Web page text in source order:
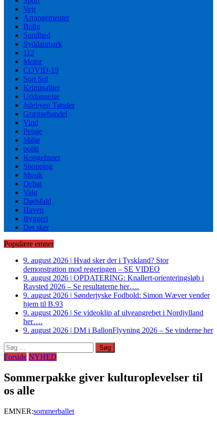
Vejr
Arrangementer
Bolig
Sundhed
Syddanmark
112
Motor
COVID-19
Sort Sol
Kriminalitet
Uddannelse
Julebyen Tønder
Grænsehandel
Vind
Penge
Miljø
politi
Kongehuset
Shopping
Musik
Debat
Valg
Dødsfald
Haven
Byggeri
Det sker
Populære emner
9. august 2026 | Hvad sker der i Tyskland? Stor
demonstration mod regeringen – SE VIDEO
9. august 2026 | OPDATERING: Knallert-orienteringsløb i
Ravsted 2026 – Se resultaterne her….
9. august 2026 | Sønderjyske Fodbold: Simon Wæver vender
hjem til B.93
9. august 2026 | Se videoklip af ulveangrebet i Nordjylland
her….
9. august 2026 | DM i BallonFlyvning 2026 – Se vinderne her
Søg
efter:
Forside NYHED
Sommerpakke giver kulturoplevelser til
os alle
EMNER:sommerballet